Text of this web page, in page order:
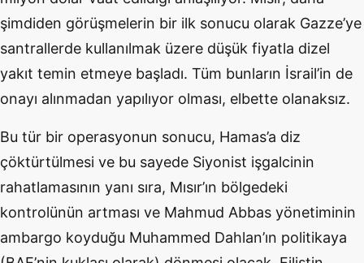
şimdiden görüşmelerin bir ilk sonucu olarak Gazze’ye
santrallerde kullanılmak üzere düşük fiyatla dizel
yakıt temin etmeye başladı. Tüm bunların İsrail’in de
onayı alınmadan yapılıyor olması, elbette olanaksız.
Bu tür bir operasyonun sonucu, Hamas’a diz
çöktürtülmesi ve bu sayede Siyonist işgalcinin
rahatlamasının yanı sıra, Mısır’ın bölgedeki
kontrolünün artması ve Mahmud Abbas yönetiminin
ambargo koyduğu Muhammed Dahlan’ın politikaya